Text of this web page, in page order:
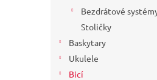
Bezdrátové
Stoličky
Baskytary
Ukulele
Bicí